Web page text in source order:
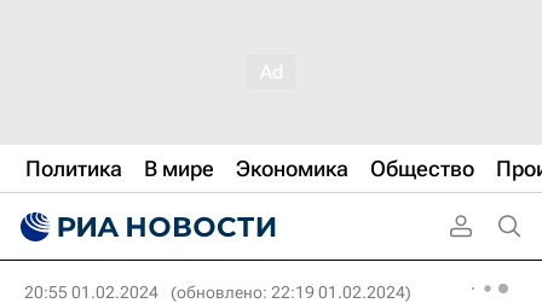
Политика В мире Экономика Общество
20:55 01.02.2024 (обновлено: 22:19 01.02.2024)